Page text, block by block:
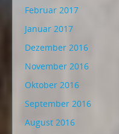
Februar 2017
Januar 2017
Dezember 2016
November 2016
Oktober 2016
September 2016
August 2016